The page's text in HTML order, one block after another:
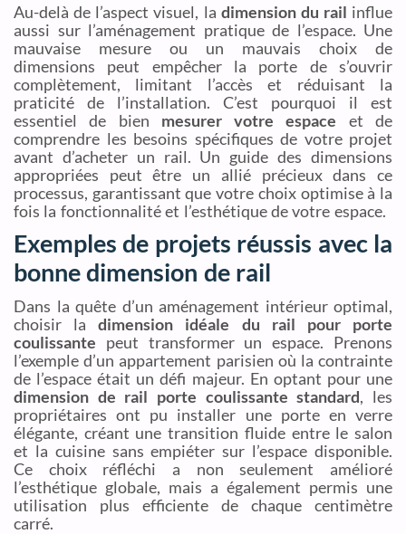
Au-delà de l’aspect visuel, la dimension du rail influe
aussi sur l’aménagement pratique de l’espace. Une
mauvaise mesure ou un mauvais choix de
dimensions peut empêcher la porte de s’ouvrir
complètement, limitant l’accès et réduisant la
praticité de l’installation. C’est pourquoi il est
essentiel de bien mesurer votre espace et de
comprendre les besoins spécifiques de votre projet
avant d’acheter un rail. Un guide des dimensions
appropriées peut être un allié précieux dans ce
processus, garantissant que votre choix optimise à la
fois la fonctionnalité et l’esthétique de votre espace.
Exemples de projets réussis avec la
bonne dimension de rail
Dans la quête d’un aménagement intérieur optimal,
choisir ladimension idéale du rail pour porte
coulissante peut transformer un espace. Prenons
l’exemple d’un appartement parisien où la contrainte
de l’espace était un défi majeur. En optant pour une
dimension de rail porte coulissante standard, les
propriétaires ont pu installer une porte en verre
élégante, créant une transition fluide entre le salon
et la cuisine sans empiéter sur l’espace disponible.
Ce choix réfléchi a non seulement amélioré
l’esthétique globale, mais a également permis une
utilisation plus efficiente de chaque centimètre
carré.